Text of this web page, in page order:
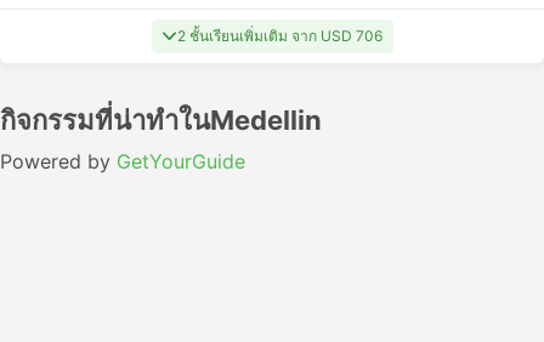
2 ชั้นเรียนเพิ่มเติม จาก USD 706
กิจกรรมที่น่าทำในMedellin
Powered by GetYourGuide